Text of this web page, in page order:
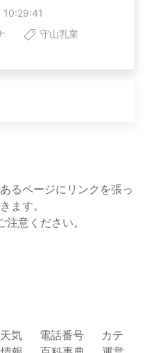
守山乳業
るページにリンクを張っ
ます。
意ください。
天気 電話番号
カテ